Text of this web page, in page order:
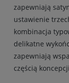
zapewniają
ustawienie
kombinacja
delikatne
zapewniają
częścią